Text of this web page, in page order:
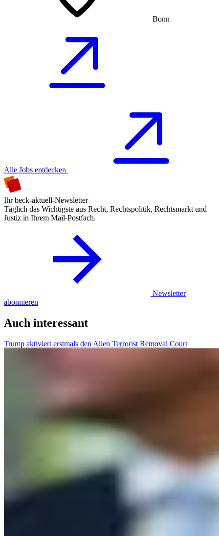
Bonn
Alle Jobs entdecken
Ihr beck-aktuell-Newsletter
Täglich das Wichtigste aus Recht, Rechtspolitik, Rechtsmarkt und
Justiz in Ihrem Mail-Postfach.
Newsletter
abonnieren
Auch interessant
Trump aktiviert erstmals den Alien Terrorist Removal Court